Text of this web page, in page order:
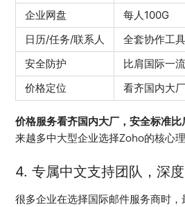
企业网盘
每人100G
日历/任务/联系人
全套协作工具
安全防护
比肩国际一
价格定位
看齐国内大
价格服务看齐国内大厂，安全标准比
来越多中大型企业选择Zoho的核心理
4. 专属中文支持团队，深
很多企业在选择国际邮件服务商时